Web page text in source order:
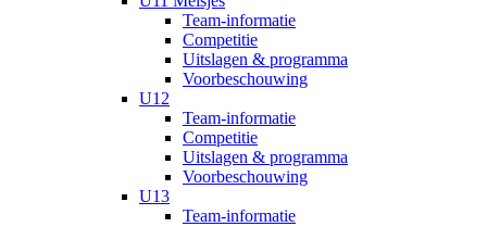
Team-informatie
Competitie
Uitslagen & programma
Voorbeschouwing
U12
Team-informatie
Competitie
Uitslagen & programma
Voorbeschouwing
U13
Team-informatie